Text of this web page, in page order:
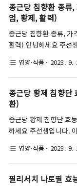
로 하여 다양한 한방재
료에 해당하며, 대부분
는 '나토키나제'에 대한
합니다 ^^ ※이 글은 순
나토키나제란 무엇일까
를 알아보시다 보면 흔
용어이기도 한데요. 사
종근당 침향환 종류
엄, 황제, 활력)
종근당 침향환 종류, 가
활력) 안녕하세요 주선
해서 어떤 제품을 골라
들이 생기곤 합니다. 이
급형, 실속형, 선물형 등
매중이기 때문인데요.
겠습니다. ※해당 글은
종근당 침향환 종류 가
침향환 종류는 총 4가지
둘 다 가격은 동일하지
format_list_bulleted 영양·식품 · 2023. 9.
종근당 황제 침향단
환)
종근당 황제 침향단 효
하세요 주선생입니다.
효능과 가격 정보에 대
록 하겠습니다. 추가적
떤 사람들이 침향단을
format_list_bulleted 영양·식품 · 2023. 9.
필리서치 나토필 효